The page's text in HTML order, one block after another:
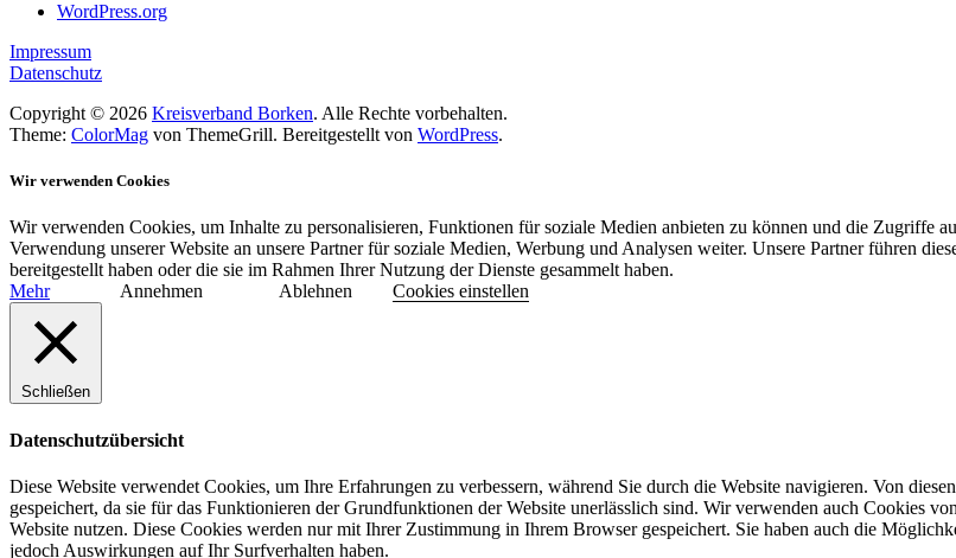
WordPress.org
Impressum
Datenschutz
Copyright © 2026 Kreisverband Borken. Alle Rechte vorbehalten.
Theme: ColorMag von ThemeGrill. Bereitgestellt von WordPress.
Wir verwenden Cookies
Wir verwenden Cookies, um Inhalte zu personalisieren, Funktionen für soziale Medien anbieten zu können und die Zugriffe
Verwendung unserer Website an unsere Partner für soziale Medien, Werbung und Analysen weiter. Unsere Partner führen
bereitgestellt haben oder die sie im Rahmen Ihrer Nutzung der Dienste gesammelt haben.
Mehr
Annehmen Ablehnen Cookies einstellen
Schließen
Datenschutzübersicht
Diese Website verwendet Cookies, um Ihre Erfahrungen zu verbessern, während Sie durch die Website navigieren. Von
gespeichert, da sie für das Funktionieren der Grundfunktionen der Website unerlässlich sind. Wir verwenden auch Cookies
Website nutzen. Diese Cookies werden nur mit Ihrer Zustimmung in Ihrem Browser gespeichert. Sie haben auch die
jedoch Auswirkungen auf Ihr Surfverhalten haben.